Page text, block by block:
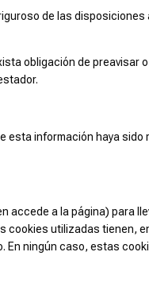
de las
obligación de preavisar
esta información haya sido
accede a la página) para
cookies utilizadas tienen,
En ningún caso, estas